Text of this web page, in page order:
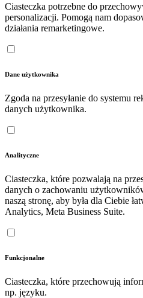
Ciasteczka potrzebne do
personalizacji. Pomogą nam
działania remarketingowe.
Dane użytkownika
Zgoda na przesyłanie do systemu
danych użytkownika.
Analityczne
Ciasteczka, które pozwalają na
danych o zachowaniu
naszą stronę, aby była dla Ciebie
Analytics, Meta Business Suite.
Funkcjonalne
Ciasteczka, które przechowują
np. języku.